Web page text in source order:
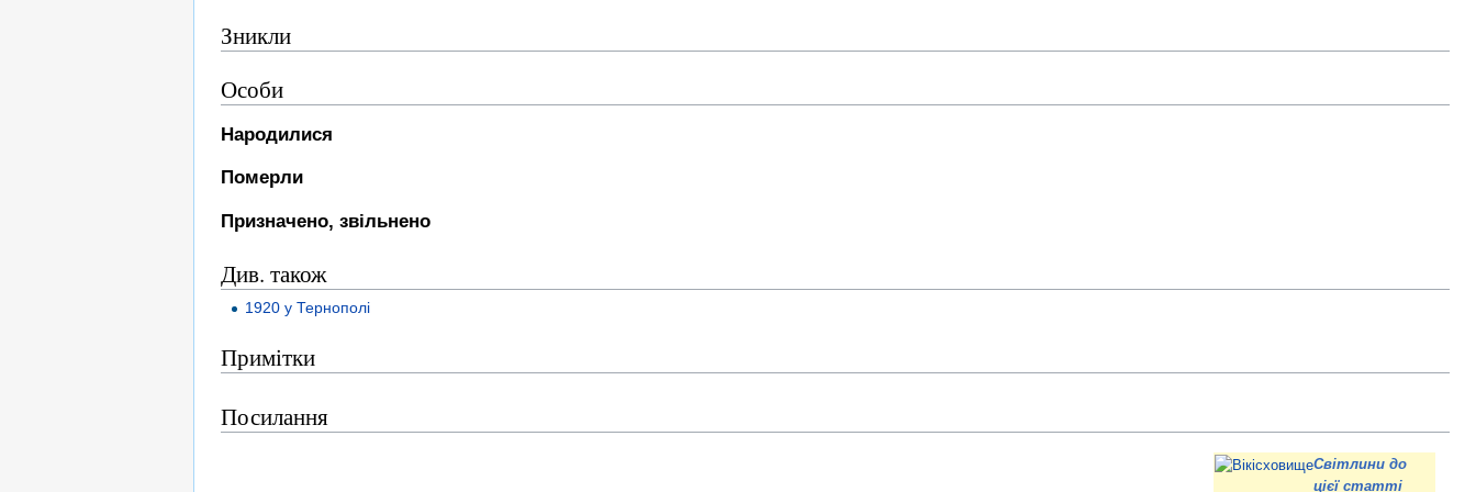
Зникли
Особи
Народилися
Померли
Призначено, звільнено
Див. також
1920 у Тернополі
Примітки
Посилання
Світлини до
цієї статті